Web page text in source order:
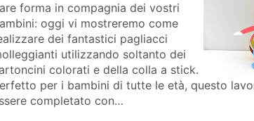
forma in compagnia dei vostri
oggi vi mostreremo come
dei fantastici pagliacci
utilizzando soltanto dei
colorati e della colla a stick.
per i bambini di tutte le età, questo
completato con…